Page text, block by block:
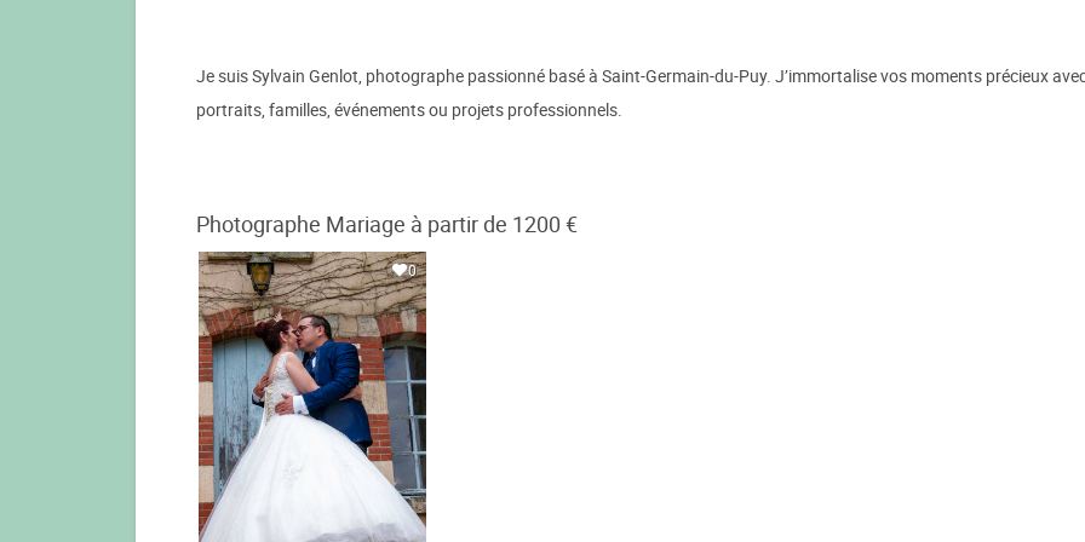
Je suis Sylvain Genlot, photographe passionné basé à Saint-Germain-du-Puy. J’immortalise vos moments précieux
portraits, familles, événements ou projets professionnels.
Photographe Mariage à partir de 1200 €
0